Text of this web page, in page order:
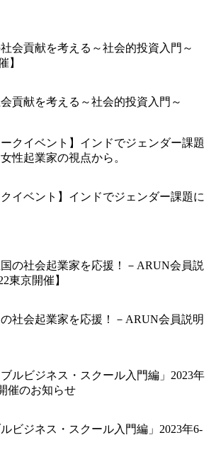
貢献を考える～社会的投資入門～
クイベント】インドでジェンダー課題に
社会起業家を応援！－ARUN会員説明
ルビジネス・スクール入門編」2023年6-